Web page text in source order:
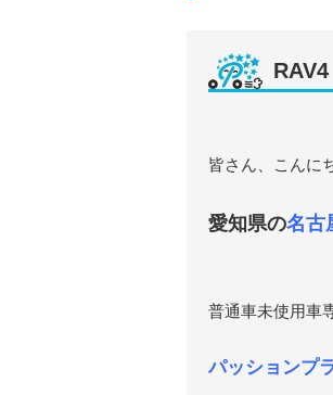
皆さん、こんに
愛知県の名古
普通車未使用車
パッションプ